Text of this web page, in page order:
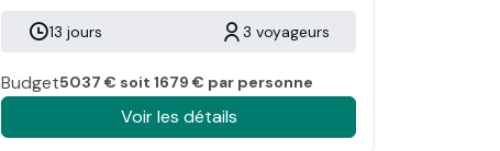
13 jours 3 voyageurs
Budget5037 € soit 1679 € par personne
Voir les détails